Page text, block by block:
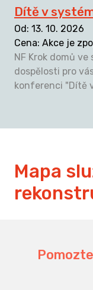
Dítě v
Od: 13. 10. 2026
Cena: Akce je
NF Krok domů
dospělosti pro
konferenci "Dítě
Mapa